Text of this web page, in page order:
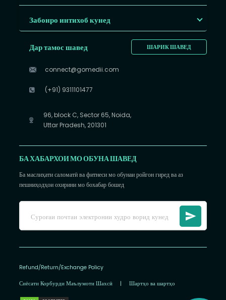
Забонро интихоб кунед
ШАРИК ШАВЕД
Дар тамос шавед
connect@gomedii.com
(+91) 9311101477
96, block C, Sector 65, Noida,
Uttar Pradesh, 201301
БА ХАБАРХОИ МО ОБУНА ШАВЕД
Ба маслиҳати саломатӣ ва фитнеси мо обунаи ройгон гиред ва аз
пешниҳодҳои охирини мо бохабар бошед
Refund/Return/Exchange Policy
Сиёсати Корбурди Маълумоти Шахсӣ | Шартҳо ва шартҳо